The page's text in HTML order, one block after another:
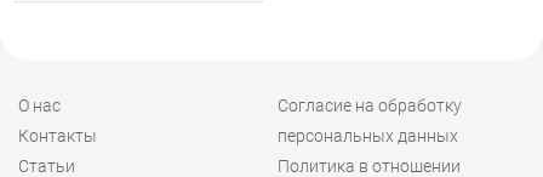
О нас
Контакты
Статьи
Согласие на обработку
персональных данных
Политика в отношении